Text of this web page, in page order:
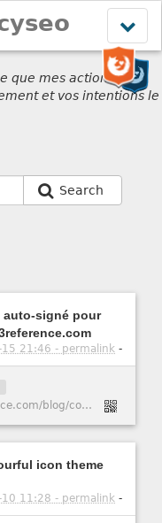
le
menu
que mes actions sont
et vos intentions le
Search
auto-signé pour
21:46 - permalink -
https://www.w3reference.com/blog/comment-cr-er-un-certificat-ssl-auto-sign-pour-apache-dans-ubuntu-20-04/
icon theme
11:28 - permalink -